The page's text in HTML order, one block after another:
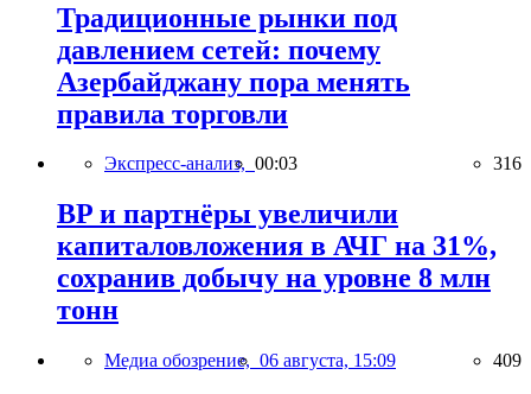
Традиционные рынки под
давлением сетей: почему
Азербайджану пора менять
правила торговли
Экспресс-анализ, 00:03 316
BP и партнёры увеличили
капиталовложения в АЧГ на 31%,
сохранив добычу на уровне 8 млн
тонн
Медиа обозрение, 06 августа, 15:09 409